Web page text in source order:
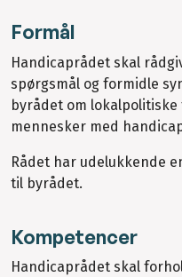
Formål
Handicaprådet skal
spørgsmål og formidle
byrådet om
mennesker med
Rådet har udelukkende
til byrådet.
Kompetencer
Handicaprådet skal